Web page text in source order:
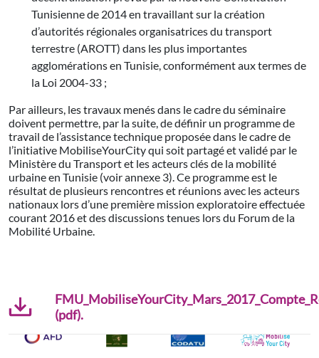
Tunisienne de 2014 en travaillant sur la création
d’autorités régionales organisatrices du transport
terrestre (AROTT) dans les plus importantes
agglomérations en Tunisie, conformément aux termes de
la Loi 2004-33 ;
Par ailleurs, les travaux menés dans le cadre du séminaire
doivent permettre, par la suite, de définir un programme de
travail de l’assistance technique proposée dans le cadre de
l’initiative MobiliseYourCity qui soit partagé et validé par le
Ministère du Transport et les acteurs clés de la mobilité
urbaine en Tunisie (voir annexe 3). Ce programme est le
résultat de plusieurs rencontres et réunions avec les acteurs
nationaux lors d’une première mission exploratoire effectuée
courant 2016 et des discussions tenues lors du Forum de la
Mobilité Urbaine.
(pdf).